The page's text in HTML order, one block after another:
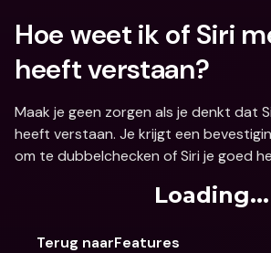
Hoe weet ik of Siri
heeft verstaan?
Maak je geen zorgen als je denkt dat
heeft verstaan. Je krijgt een
om te dubbelchecken of Siri je goed
Loading...
Terug naarFeatures